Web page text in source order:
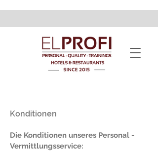
Konditionen
Die Konditionen unseres Personal -
Vermittlungsservice: